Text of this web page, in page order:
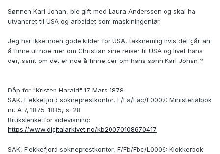
Sønnen Karl Johan, ble gift med Laura Anderssen og skal ha
utvandret til USA og arbeidet som maskiningeniør.
Jeg har ikke noen gode kilder for USA, takknemlig hvis det går an
å finne ut noe mer om Christian sine reiser til USA og livet hans
der, samt om det er noe å finne der om hans sønn Karl Johan ?
Dåp for "Kristen Harald" 17 Mars 1878
SAK, Flekkefjord sokneprestkontor, F/Fa/Fac/L0007: Ministerialbok
nr. A 7, 1875-1885, s. 28
Brukslenke for sidevisning:
https://www.digitalarkivet.no/kb20070108670417
SAK, Flekkefjord sokneprestkontor, F/Fb/Fbc/L0006: Klokkerbok